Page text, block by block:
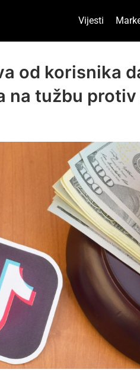
Vijesti
od korisnika
na tužbu